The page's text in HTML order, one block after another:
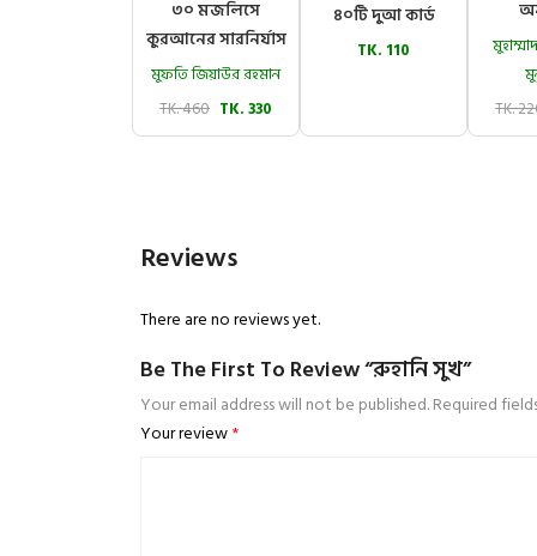
৩০ মজলিসে
কুরআনের সারনির্যাস
মুফতি জিয়াউর রহমান
TK. 460 TK. 330
৪০টি দুআ কার্ড
TK. 110
TK.
Reviews
There are no reviews yet.
Be The First To Review “রুহানি সুখ”
Your email address will not be published.Required
Your review*